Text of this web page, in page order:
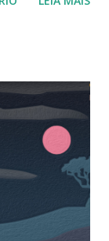
padrão do
rede social
está instalado
redefini-
ZSH no Kaisen
padrão com
kaisen-conky,
para isso é